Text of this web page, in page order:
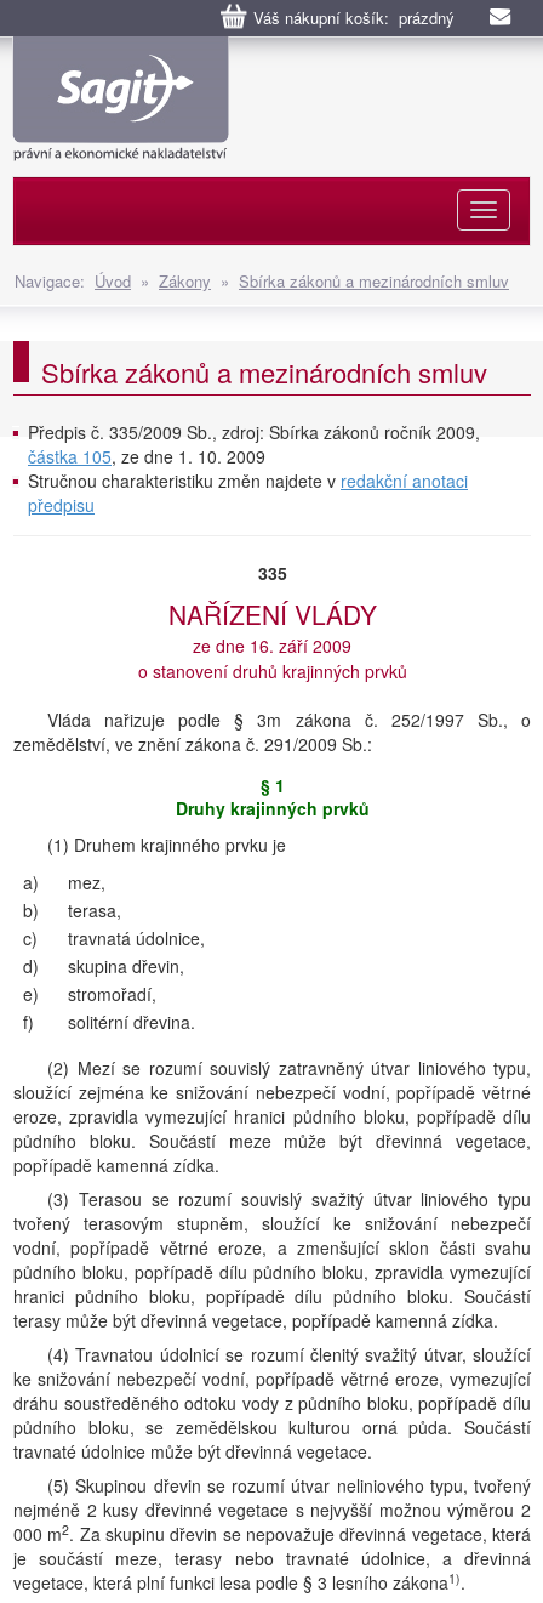
Váš nákupní košík: prázdný
Navigace: Úvod » Zákony » Sbírka zákonů a mezinárodních smluv
Sbírka zákonů a mezinárodních smluv
Předpis č. 335/2009 Sb., zdroj: Sbírka zákonů ročník 2009,
částka 105, ze dne 1. 10. 2009
Stručnou charakteristiku změn najdete v redakční anotaci
předpisu
335
NAŘÍZENÍ VLÁDY
ze dne 16. září 2009
o stanovení druhů krajinných prvků
Vláda nařizuje podle § 3m zákona č. 252/1997 Sb., o
zemědělství, ve znění zákona č. 291/2009 Sb.:
§ 1
Druhy krajinných prvků
(1) Druhem krajinného prvku je
a)
mez,
b)
terasa,
c)
travnatá údolnice,
d)
skupina dřevin,
e)
stromořadí,
f)
solitérní dřevina.
(2) Mezí se rozumí souvislý zatravněný útvar liniového typu,
sloužící zejména ke snižování nebezpečí vodní, popřípadě větrné
eroze, zpravidla vymezující hranici půdního bloku, popřípadě dílu
půdního bloku. Součástí meze může být dřevinná vegetace,
popřípadě kamenná zídka.
(3) Terasou se rozumí souvislý svažitý útvar liniového typu
tvořený terasovým stupněm, sloužící ke snižování nebezpečí
vodní, popřípadě větrné eroze, a zmenšující sklon části svahu
půdního bloku, popřípadě dílu půdního bloku, zpravidla vymezující
hranici půdního bloku, popřípadě dílu půdního bloku. Součástí
terasy může být dřevinná vegetace, popřípadě kamenná zídka.
(4) Travnatou údolnicí se rozumí členitý svažitý útvar, sloužící
ke snižování nebezpečí vodní, popřípadě větrné eroze, vymezující
dráhu soustředěného odtoku vody z půdního bloku, popřípadě dílu
půdního bloku, se zemědělskou kulturou orná půda. Součástí
travnaté údolnice může být dřevinná vegetace.
(5) Skupinou dřevin se rozumí útvar neliniového typu, tvořený
nejméně 2 kusy dřevinné vegetace s nejvyšší možnou výměrou 2
000 m2. Za skupinu dřevin se nepovažuje dřevinná vegetace, která
je součástí meze, terasy nebo travnaté údolnice, a dřevinná
vegetace, která plní funkci lesa podle § 3 lesního zákona1).